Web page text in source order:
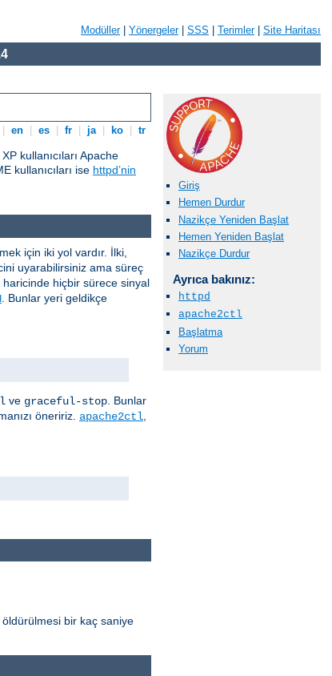
Modüller| Yönergeler| SSS Terimler| Site Haritası
en es fr ja ko tr
kullanıcıları Apache
kullanıcıları ise httpd’nin
Giriş
Hemen Durdur
Nazikçe Yeniden Başlat
Hemen Yeniden Başlat
Nazikçe Durdur
Ayrıca bakınız:
httpd
apache2ctl
Başlatma
Yorum
için iki yol vardır. İlki,
uyarabilirsiniz ama süreç
hiçbir sürece sinyal
. Bunlar yeri geldikçe
ve graceful-stop . Bunlar
öneririz. apache2ctl
öldürülmesi bir kaç saniye